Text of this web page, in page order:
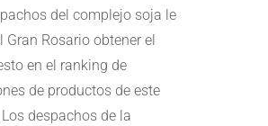
del complejo soja le
Gran Rosario obtener el
en el ranking de
de productos de este
despachos de la